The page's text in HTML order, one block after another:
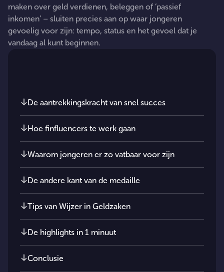
maken over geld verdienen, beleggen of ‘passief
inkomen’ – sluiten precies aan op waar jongeren
gevoelig voor zijn: tempo, status en het gevoel dat je
vandaag al kunt beginnen.
In dit artikel
De aantrekkingskracht van snel succes
Hoe finfluencers te werk gaan
Waarom jongeren er zo vatbaar voor zijn
De andere kant van de medaille
Tips van Wijzer in Geldzaken
De highlights in 1 minuut
Conclusie